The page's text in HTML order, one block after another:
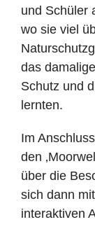
und Schüler
wo sie viel
das
Schutz und
lernten.
Im
den
über die
sich dann
interaktiven